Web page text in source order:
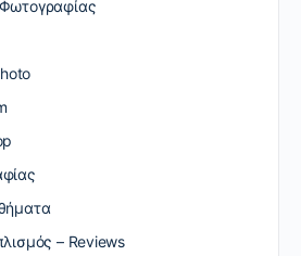
– Reviews